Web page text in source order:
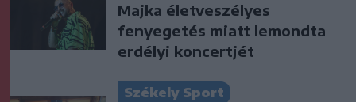
Majka életveszélyes
fenyegetés miatt lemondta
erdélyi koncertjét
Székely Sport